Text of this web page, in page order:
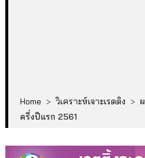
Home > วิเคราะห์เจาะเรตติง >
ครึ่งปีแรก 2561